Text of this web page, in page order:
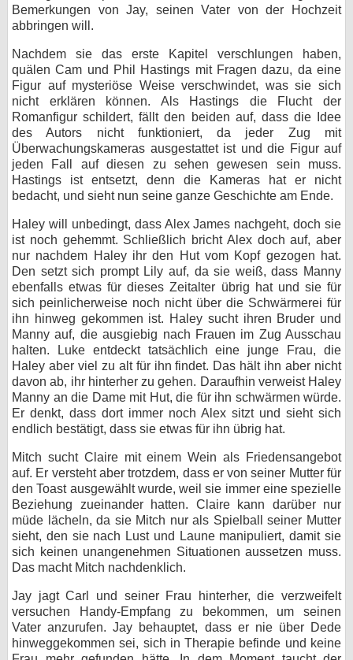
Bemerkungen von Jay, seinen Vater von der Hochzeit
abbringen will.
Nachdem sie das erste Kapitel verschlungen haben,
quälen Cam und Phil Hastings mit Fragen dazu, da eine
Figur auf mysteriöse Weise verschwindet, was sie sich
nicht erklären können. Als Hastings die Flucht der
Romanfigur schildert, fällt den beiden auf, dass die Idee
des Autors nicht funktioniert, da jeder Zug mit
Überwachungskameras ausgestattet ist und die Figur auf
jeden Fall auf diesen zu sehen gewesen sein muss.
Hastings ist entsetzt, denn die Kameras hat er nicht
bedacht, und sieht nun seine ganze Geschichte am Ende.
Haley will unbedingt, dass Alex James nachgeht, doch sie
ist noch gehemmt. Schließlich bricht Alex doch auf, aber
nur nachdem Haley ihr den Hut vom Kopf gezogen hat.
Den setzt sich prompt Lily auf, da sie weiß, dass Manny
ebenfalls etwas für dieses Zeitalter übrig hat und sie für
sich peinlicherweise noch nicht über die Schwärmerei für
ihn hinweg gekommen ist. Haley sucht ihren Bruder und
Manny auf, die ausgiebig nach Frauen im Zug Ausschau
halten. Luke entdeckt tatsächlich eine junge Frau, die
Haley aber viel zu alt für ihn findet. Das hält ihn aber nicht
davon ab, ihr hinterher zu gehen. Daraufhin verweist Haley
Manny an die Dame mit Hut, die für ihn schwärmen würde.
Er denkt, dass dort immer noch Alex sitzt und sieht sich
endlich bestätigt, dass sie etwas für ihn übrig hat.
Mitch sucht Claire mit einem Wein als Friedensangebot
auf. Er versteht aber trotzdem, dass er von seiner Mutter für
den Toast ausgewählt wurde, weil sie immer eine spezielle
Beziehung zueinander hatten. Claire kann darüber nur
müde lächeln, da sie Mitch nur als Spielball seiner Mutter
sieht, den sie nach Lust und Laune manipuliert, damit sie
sich keinen unangenehmen Situationen aussetzen muss.
Das macht Mitch nachdenklich.
Jay jagt Carl und seiner Frau hinterher, die verzweifelt
versuchen Handy-Empfang zu bekommen, um seinen
Vater anzurufen. Jay behauptet, dass er nie über Dede
hinweggekommen sei, sich in Therapie befinde und keine